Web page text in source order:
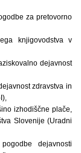
za pretovorno
knjigovodstva v
dejavnost
zdravstva in
izhodiščne plače,
Slovenije (Uradni
dejavnosti